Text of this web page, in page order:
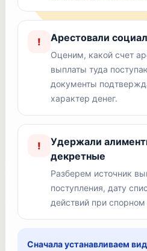
! Арестовали
Оценим, какой счет
выплаты туда
документы
характер денег.
!
Удержали
декретные
Разберем источник
поступления, дату
действий при
Сначала устанавливаем